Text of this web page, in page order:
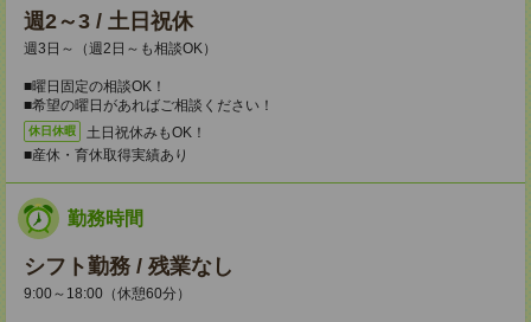
週2～3 / 土日祝休
週3日～（週2日～も相談OK）
■曜日固定の相談OK！
■希望の曜日があればご相談ください！
休日休暇
土日祝休みもOK！
■産休・育休取得実績あり
勤務時間
シフト勤務 / 残業なし
9:00～18:00（休憩60分）